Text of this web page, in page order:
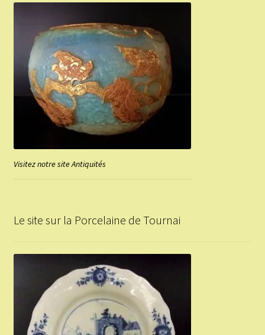
Visitez notre site Antiquités
Le site sur la Porcelaine de Tournai